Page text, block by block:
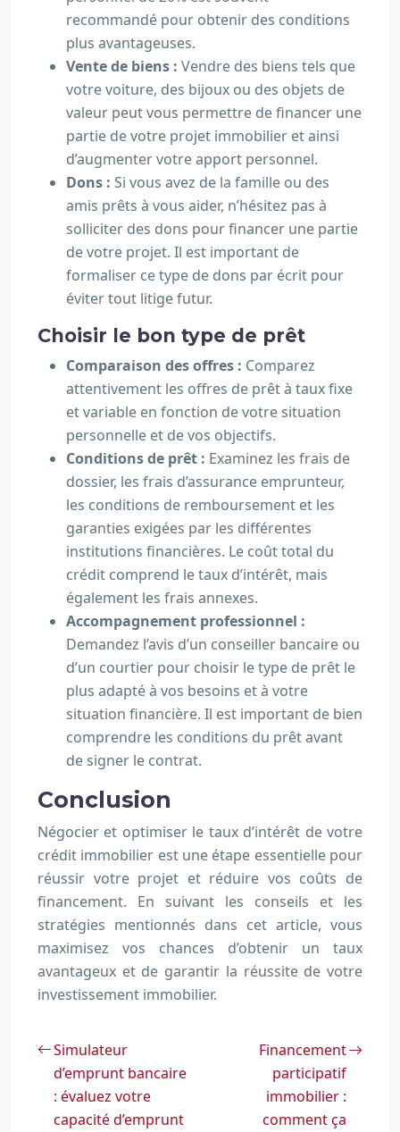
recommandé pour obtenir des conditions
plus avantageuses.
Vente de biens : Vendre des biens tels que
votre voiture, des bijoux ou des objets de
valeur peut vous permettre de financer une
partie de votre projet immobilier et ainsi
d’augmenter votre apport personnel.
Dons : Si vous avez de la famille ou des
amis prêts à vous aider, n’hésitez pas à
solliciter des dons pour financer une partie
de votre projet. Il est important de
formaliser ce type de dons par écrit pour
éviter tout litige futur.
Choisir le bon type de prêt
Comparaison des offres : Comparez
attentivement les offres de prêt à taux fixe
et variable en fonction de votre situation
personnelle et de vos objectifs.
Conditions de prêt : Examinez les frais de
dossier, les frais d’assurance emprunteur,
les conditions de remboursement et les
garanties exigées par les différentes
institutions financières. Le coût total du
crédit comprend le taux d’intérêt, mais
également les frais annexes.
Accompagnement professionnel :
Demandez l’avis d’un conseiller bancaire ou
d’un courtier pour choisir le type de prêt le
plus adapté à vos besoins et à votre
situation financière. Il est important de bien
comprendre les conditions du prêt avant
de signer le contrat.
Conclusion
Négocier et optimiser le taux d’intérêt de votre
crédit immobilier est une étape essentielle pour
réussir votre projet et réduire vos coûts de
financement. En suivant les conseils et les
stratégies mentionnés dans cet article, vous
maximisez vos chances d’obtenir un taux
avantageux et de garantir la réussite de votre
investissement immobilier.
Simulateur
d’emprunt bancaire
: évaluez votre
capacité d’emprunt
Financement
participatif
immobilier :
comment ça